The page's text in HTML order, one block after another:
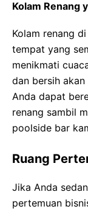
Kolam Renang
Kolam renang
tempat yang
menikmati
dan bersih
Anda dapat
renang sambil
poolside bar
Ruang
Jika Anda
pertemuan